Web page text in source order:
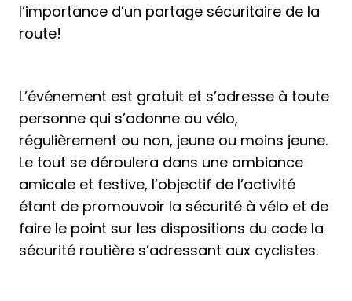
l’importance d’un partage sécuritaire de la
route!
L’événement est gratuit et s’adresse à toute
personne qui s’adonne au vélo,
régulièrement ou non, jeune ou moins jeune.
Le tout se déroulera dans une ambiance
amicale et festive, l’objectif de l’activité
étant de promouvoir la sécurité à vélo et de
faire le point sur les dispositions du code la
sécurité routière s’adressant aux cyclistes.